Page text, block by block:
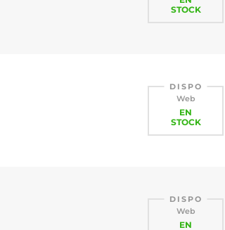
STOCK
DISPO
Web
EN
STOCK
DISPO
Web
EN